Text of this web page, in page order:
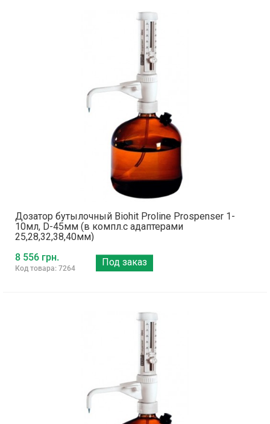
Дозатор бутылочный Biohit Proline Prospenser 1-
10мл, D-45мм (в компл.с адаптерами
25,28,32,38,40мм)
8 556 грн.
Код товара: 7264
Под заказ